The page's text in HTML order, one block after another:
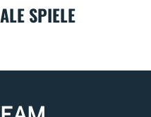
SPIELE